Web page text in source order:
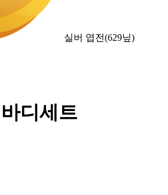
실버 엽전(629닢)
디세트